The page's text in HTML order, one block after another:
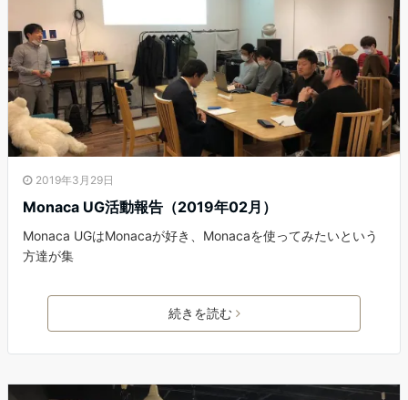
2019年3月29日
Monaca UG活動報告（2019年02月）
Monaca UGはMonacaが好き、Monacaを使ってみたいという
方達が集
続きを読む